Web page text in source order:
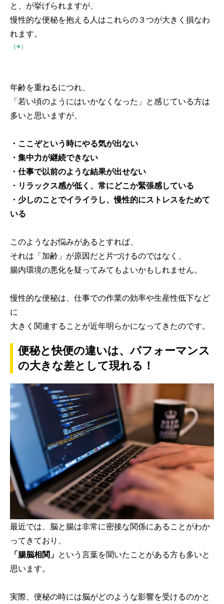
と、が挙げられますが、
慢性的な便秘を抱える人はこれらの３つが大きく損なわ
れます。
（※）
年齢を重ねるにつれ、
「若い頃のようにはいかなくなった」と感じている方は
多いと思いますが、
・ここぞという時にやる気が出ない
・集中力が継続できない
・仕事で以前のような結果が出せない
・リラックス感が低く、常にどこか緊張感している
・少しのことでイライラし、慢性的にストレスをためて
いる
このようなお悩みがあるとすれば、
それは「加齢」が原因だと片づけるのではなく、
腸内環境の悪化を疑ってみてもよいかもしれません。
慢性的な便秘は、仕事での作業の効率や生産性低下など
に
大きく関連することが近年明らかになってきたのです。
便秘と快便の違いは、パフォーマンス
の大きな差として現れる！
最近では、脳と腸は非常に密接な関係にあることがわか
ってきており、
「腸脳相関」 という言葉を聞いたことがある方も多いと
思います。
実際、便秘の時には脳がどのような影響を受けるのかと